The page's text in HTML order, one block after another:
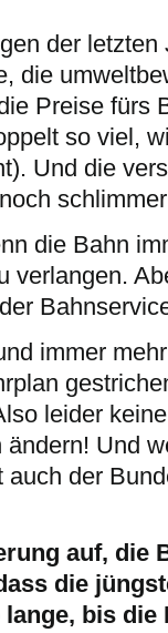
der
die
Preise fürs
so viel,
Und die
die Bahn
verlangen.
immer
leider
Und
der
auf, die
die
bis